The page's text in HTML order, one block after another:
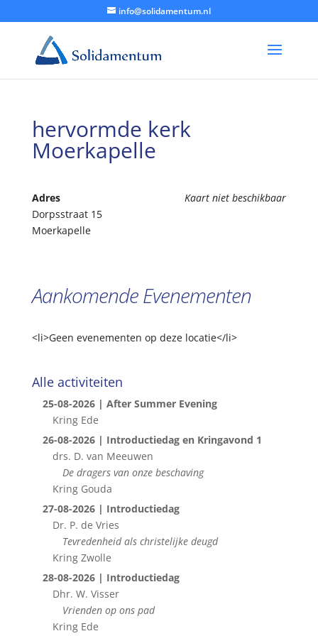
info@solidamentum.nl
hervormde kerk
Moerkapelle
Kaart niet beschikbaar
Adres
Dorpsstraat 15
Moerkapelle
Aankomende Evenementen
<li>Geen evenementen op deze locatie</li>
Alle activiteiten
25-08-2026 | After Summer Evening
Kring Ede
26-08-2026 | Introductiedag en Kringavond 1
drs. D. van Meeuwen
De dragers van onze beschaving
Kring Gouda
27-08-2026 | Introductiedag
Dr. P. de Vries
Tevredenheid als christelijke deugd
Kring Zwolle
28-08-2026 | Introductiedag
Dhr. W. Visser
Vrienden op ons pad
Kring Ede